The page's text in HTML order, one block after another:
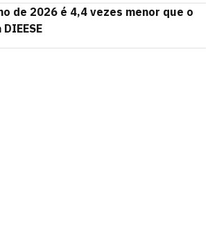
de 2026 é 4,4 vezes menor que o